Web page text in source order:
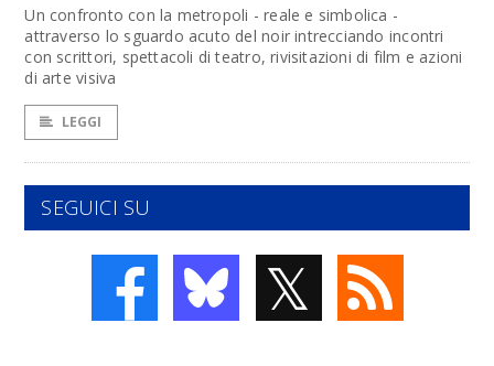
Un confronto con la metropoli - reale e simbolica -
attraverso lo sguardo acuto del noir intrecciando incontri
con scrittori, spettacoli di teatro, rivisitazioni di film e azioni
di arte visiva
LEGGI
SEGUICI SU
𝕏